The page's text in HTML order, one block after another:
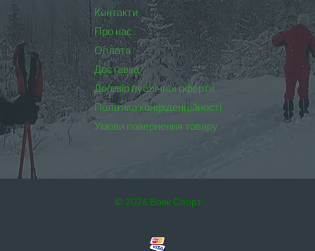
Контакти
Про нас
Оплата
Доставка
Договір публічної оферти
Політика конфіденційності
Умови повернення товару
© 2026 Вовк Спорт